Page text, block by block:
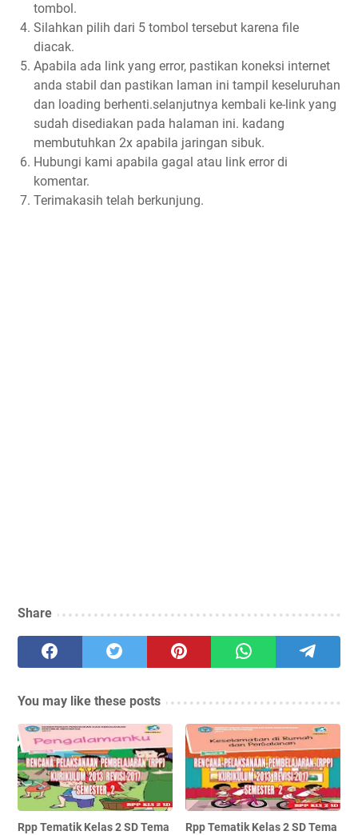
tombol.
Silahkan pilih dari 5 tombol tersebut karena file
diacak.
Apabila ada link yang error, pastikan koneksi internet
anda stabil dan pastikan laman ini tampil keseluruhan
dan loading berhenti.selanjutnya kembali ke-link yang
sudah disediakan pada halaman ini. kadang
membutuhkan 2x apabila jaringan sibuk.
Hubungi kami apabila gagal atau link error di
komentar.
Terimakasih telah berkunjung.
Share
You may like these posts
Rpp Tematik Kelas 2 SD Tema
Rpp Tematik Kelas 2 SD Tema